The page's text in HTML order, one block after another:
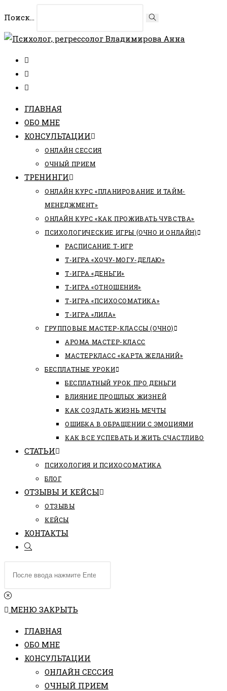
содержимому
Поиск... Искать
ГЛАВНАЯ
ОБО МНЕ
КОНСУЛЬТАЦИИ
ОНЛАЙН СЕССИЯ
ОЧНЫЙ ПРИЕМ
ТРЕНИНГИ
ОНЛАЙН КУРС «ПЛАНИРОВАНИЕ И ТАЙМ-
МЕНЕДЖМЕНТ»
ОНЛАЙН КУРС «КАК ПРОЖИВАТЬ ЧУВСТВА»
ПСИХОЛОГИЧЕСКИЕ ИГРЫ (ОЧНО И ОНЛАЙН)
РАСПИСАНИЕ Т-ИГР
Т-ИГРА «ХОЧУ-МОГУ-ДЕЛАЮ»
Т-ИГРА «ДЕНЬГИ»
Т-ИГРА «ОТНОШЕНИЯ»
Т-ИГРА «ПСИХОСОМАТИКА»
Т-ИГРА «ЛИЛА»
ГРУППОВЫЕ МАСТЕР-КЛАССЫ (ОЧНО)
АРОМА МАСТЕР-КЛАСС
МАСТЕРКЛАСС «КАРТА ЖЕЛАНИЙ»
БЕСПЛАТНЫЕ УРОКИ
БЕСПЛАТНЫЙ УРОК ПРО ДЕНЬГИ
ВЛИЯНИЕ ПРОШЛЫХ ЖИЗНЕЙ
КАК СОЗДАТЬ ЖИЗНЬ МЕЧТЫ
ОШИБКА В ОБРАЩЕНИИ С ЭМОЦИЯМИ
КАК ВСЕ УСПЕВАТЬ И ЖИТЬ СЧАСТЛИВО
СТАТЬИ
ПCИХОЛОГИЯ И ПСИХОСОМАТИКА
БЛОГ
ОТЗЫВЫ И КЕЙСЫ
ОТЗЫВЫ
КЕЙСЫ
КОНТАКТЫ
ПЕРЕКЛЮЧИТЬ
ПО
сайте
МЕНЮ ЗАКРЫТЬ
ГЛАВНАЯ
ОБО МНЕ
КОНСУЛЬТАЦИИ
ОНЛАЙН СЕССИЯ
ОЧНЫЙ ПРИЕМ